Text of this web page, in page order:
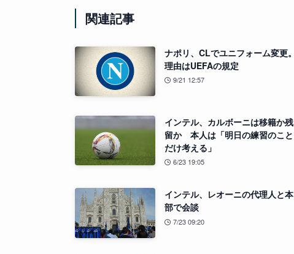
関連記事
ナポリ、CLでユニフォーム変更。
理由はUEFAの規定
9/21 12:57
インテル、カルボーニは移籍か残
留か 本人は「明日の練習のこと
だけ考える」
6/23 19:05
インテル、レオーニの代理人と本
部で会談
7/23 09:20